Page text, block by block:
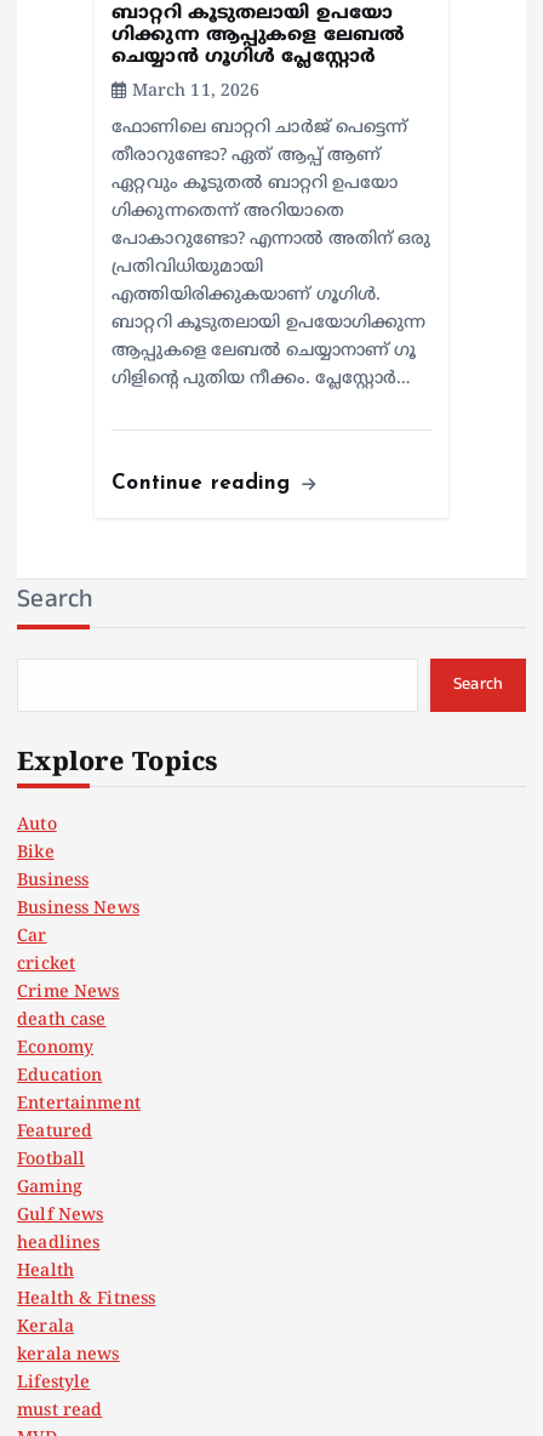
ബാറ്ററി കൂടുതലായി ഉപയോ​
ഗിക്കുന്ന ആപ്പുകളെ ലേബൽ
ചെയ്യാൻ ​ഗൂ​ഗിൾ പ്ലേസ്റ്റോർ
March 11, 2026
ഫോണിലെ ബാറ്ററി ചാർജ് പെട്ടെന്ന്
തീരാറുണ്ടോ? ഏത് ആപ്പ് ആണ്
ഏറ്റവും കൂടുതൽ ബാറ്ററി ഉപയോ​
ഗിക്കുന്നതെന്ന് അറിയാതെ
പോകാറുണ്ടോ? എന്നാൽ അതിന് ഒരു
പ്രതിവിധിയുമായി
എത്തിയിരിക്കുകയാണ് ​ഗൂ​ഗിൾ.
ബാറ്ററി കൂടുതലായി ഉപയോ​ഗിക്കുന്ന
ആപ്പുകളെ ലേബൽ ചെയ്യാനാണ് ​ഗൂ​
ഗിളിന്റെ പുതിയ നീക്കം. പ്ലേസ്റ്റോർ…
Continue reading
Search
Search
Explore Topics
Auto
Bike
Business
Business News
Car
cricket
Crime News
death case
Economy
Education
Entertainment
Featured
Football
Gaming
Gulf News
headlines
Health
Health & Fitness
Kerala
kerala news
Lifestyle
must read